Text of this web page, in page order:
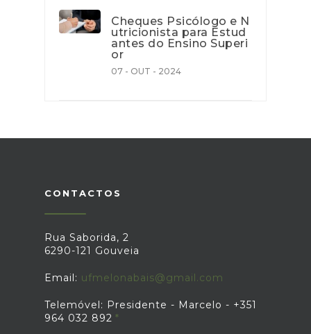
Cheques Psicólogo e N
utricionista para Estud
antes do Ensino Superi
or
07 - OUT - 2024
CONTACTOS
Rua Saborida, 2
6290-121 Gouveia
Email: ufmelonabais@gmail.com
Telemóvel: Presidente - Marcelo - +351
964 032 892